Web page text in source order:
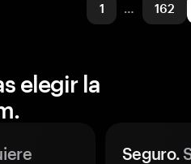
1 … 162
elegir la
Seguro.